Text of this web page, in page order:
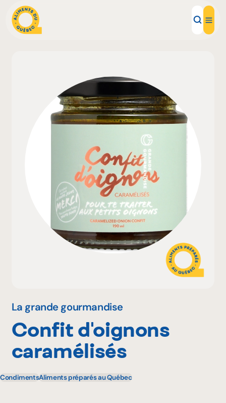
Aliments d'ici
Recettes
Inspirations d'ici
Restaurants
Institutions
À propos
La grande gourmandise
Confit d'oignons
caramélisés
CondimentsAliments préparés au Québec